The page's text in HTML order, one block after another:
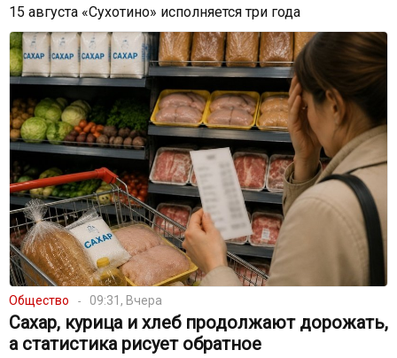
15 августа «Сухотино» исполняется три года
Общество 09:31, Вчера
Сахар, курица и хлеб продолжают дорожать,
а статистика рисует обратное